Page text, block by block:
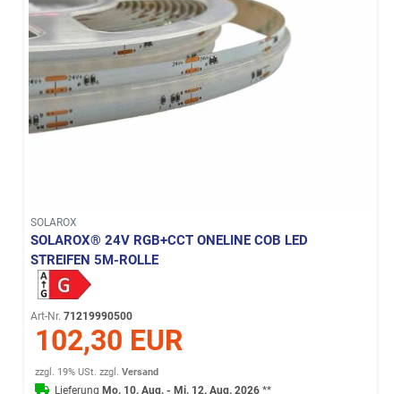
SOLAROX
SOLAROX® 24V RGB+CCT ONELINE COB LED
STREIFEN 5M-ROLLE
Art-Nr. 71219990500
102,30 EUR
zzgl. 19% USt. zzgl.Versand
Lieferung Mo. 10. Aug. - Mi. 12. Aug. 2026 **